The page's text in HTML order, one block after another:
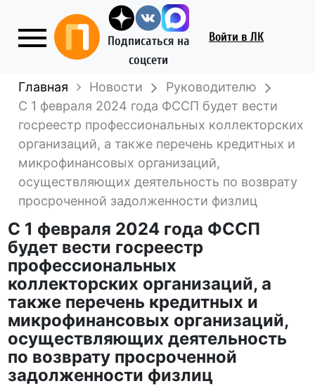
Подписаться на
соцсети
Войти в ЛК
Главная Новости
Руководителю
С 1 февраля 2024 года ФССП будет вести
госреестр профессиональных коллекторских
организаций, а также перечень кредитных и
микрофинансовых организаций,
осуществляющих деятельность по возврату
просроченной задолженности физлиц
С 1 февраля 2024 года ФССП
будет вести госреестр
профессиональных
коллекторских организаций, а
также перечень кредитных и
микрофинансовых организаций,
осуществляющих деятельность
по возврату просроченной
задолженности физлиц